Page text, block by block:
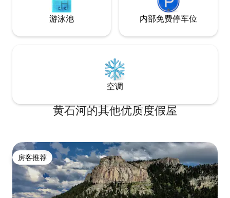
游泳池 内部免费停车位
空调
黄石河的其他优质度假屋
房客推荐
房客推荐